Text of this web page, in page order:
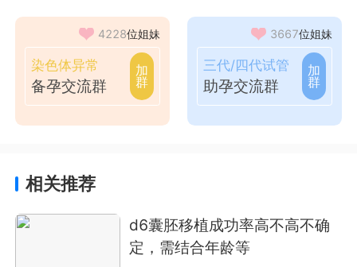
4228位姐妹
染色体异常
备孕交流群
加
群
3667位姐妹
三代/四代试管
助孕交流群
加
群
相关推荐
d6囊胚移植成功率高不高不确
定，需结合年龄等